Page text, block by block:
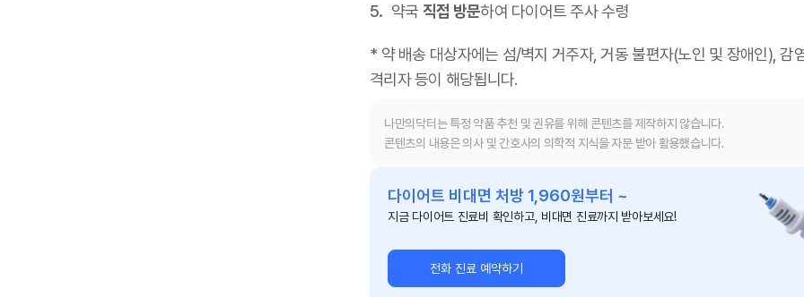
약국 직접 방문하여 다이어트 주사 수령
* 약 배송 대상자에는 섬/벽지 거주자, 거동 불편자(노인 및 장애인), 감
격리자 등이 해당됩니다.
나만의닥터는 특정 약품 추천 및 권유를 위해 콘텐츠를 제작하지 않습니다.
콘텐츠의 내용은 의사 및 간호사의 의학적 지식을 자문 받아 활용했습니다.
다이어트 비대면 처방 1,960원부터 ~
지금 다이어트 진료비 확인하고, 비대면 진료까지 받아보세요!
전화 진료 예약하기